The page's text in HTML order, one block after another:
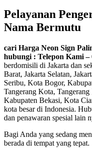
Pelayanan
Nama Bermutu
cari Harga Neon Sign
hubungi : Telepon Kami –
berdomisili di Jakarta dan
Barat, Jakarta Selatan,
Seribu, Kota Bogor,
Tangerang Kota,
Kabupaten Bekasi, Kota
kota besar di Indonesia.
dan penawaran spesial lain
Bagi Anda yang sedang
berada di tempat yang tepat.